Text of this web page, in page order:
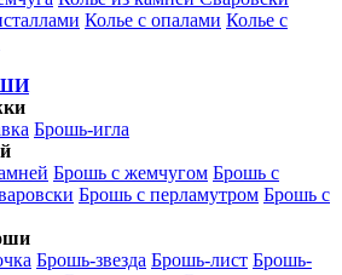
Колье с опалами Колье с
Брошь-игла
Брошь с жемчугом Брошь с
Брошь с перламутром Брошь с
Брошь-звезда Брошь-лист Брошь-